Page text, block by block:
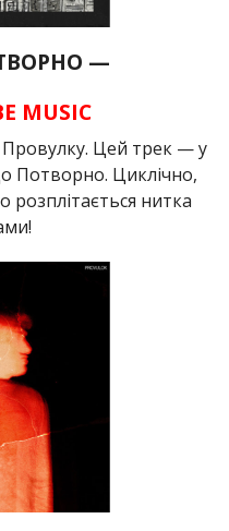
—
MUSIC
Цей трек — у
Потворно. Циклічно,
нитка